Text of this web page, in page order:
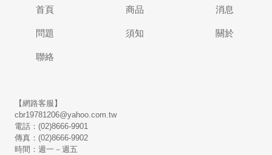
首頁 商品 消息
問題 須知 關於
聯絡
【網路客服】
cbr19781206@yahoo.com.tw
電話：(02)8666-9901
傳真：(02)8666-9902
時間：週一－週五